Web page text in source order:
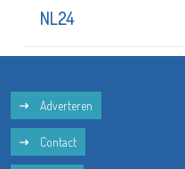
NL24
Adverteren
Contact